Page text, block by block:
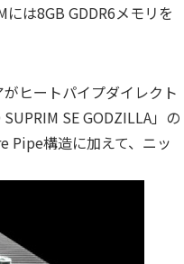
は8GB GDDR6メモリを
ヒートパイプダイレクト
SE GODZILLA」の
Pipe構造に加えて、ニッ